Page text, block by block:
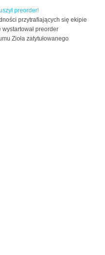
preorder!
przytrafiających się ekipie
wystartował preorder
Zioła zatytułowanego